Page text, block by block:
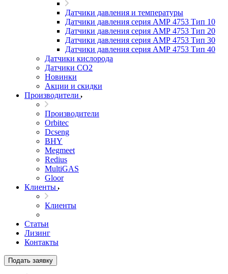
Датчики давления и температуры
Датчики давления серия АМР 4753 Тип 10
Датчики давления серия АМР 4753 Тип 20
Датчики давления серия АМР 4753 Тип 30
Датчики давления серия АМР 4753 Тип 40
Датчики кислорода
Датчики CO2
Новинки
Акции и скидки
Производители
Производители
Orbitec
Dcseng
BHY
Megmeet
Redius
MultiGAS
Gloor
Клиенты
Клиенты
Статьи
Лизинг
Контакты
Подать заявку